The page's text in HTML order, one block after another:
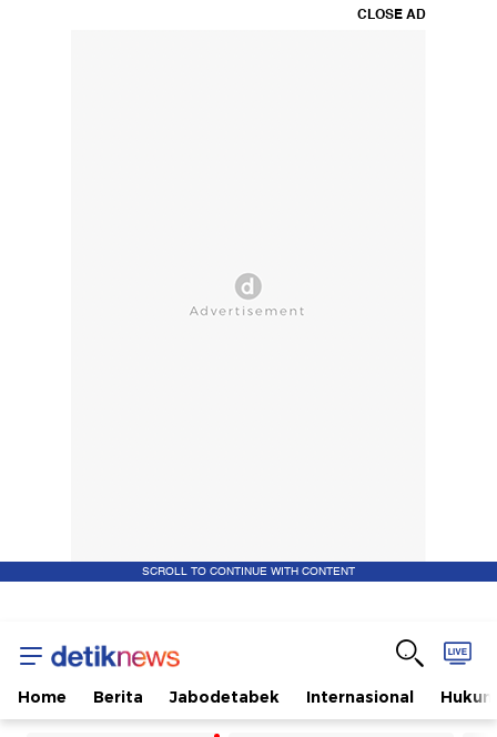
CLOSE AD
SCROLL TO CONTINUE WITH CONTENT
Home Berita Jabodetabek Internasional Hukum